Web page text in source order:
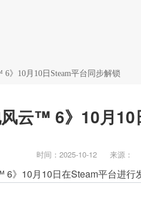
6》10月10日Steam平台同步解锁
风云™ 6》10月
时间：2025-10-12 来源：
》10月10日在Steam平台进行